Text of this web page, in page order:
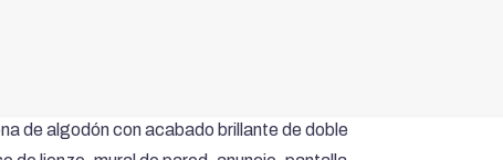
de algodón con acabado brillante de doble